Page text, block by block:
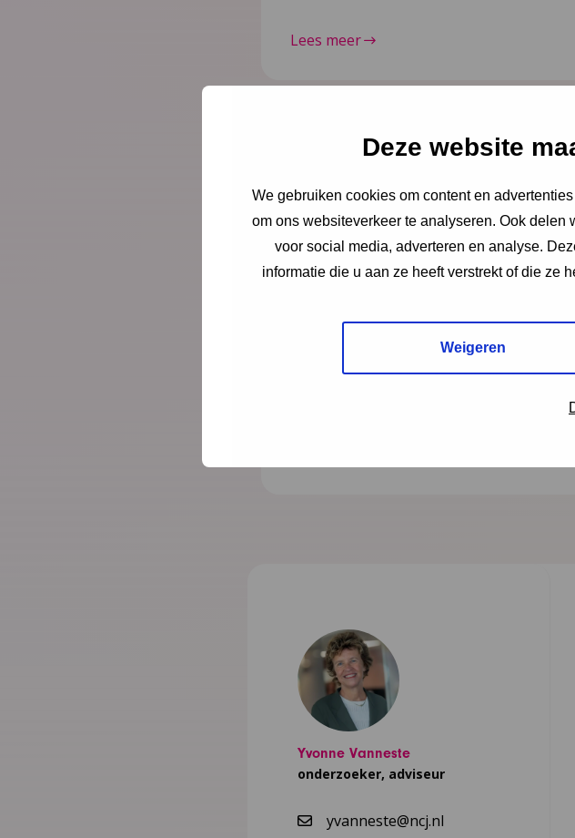
Deze website
We gebruiken cookies om content en
om ons websiteverkeer te analyseren. Ook
voor social media, adverteren en analyse.
informatie die u aan ze heeft verstrekt of die ze
Weigeren
Lees meer
6 juli 2026
Documentaire
Vroeghulp ‘Je voelt
niet klopt’
In deze mini-documentaire volgen we
geholpen zijn door Integrale Vroeghulp.
gesprek met coördinatoren,
wethouder over de kracht van het
Yvonne Vanneste
onderzoeker, adviseur
yvanneste@ncj.nl